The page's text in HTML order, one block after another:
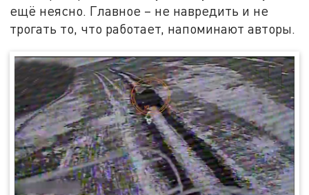
ещё неясно. Главное – не навредить и не
трогать то, что работает, напоминают авторы.